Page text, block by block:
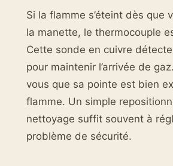
Si la flamme s’éteint dès que
la manette, le thermocouple
Cette sonde en cuivre
pour maintenir l’arrivée de
vous que sa pointe est bien
flamme. Un simple
nettoyage suffit souvent à
problème de sécurité.